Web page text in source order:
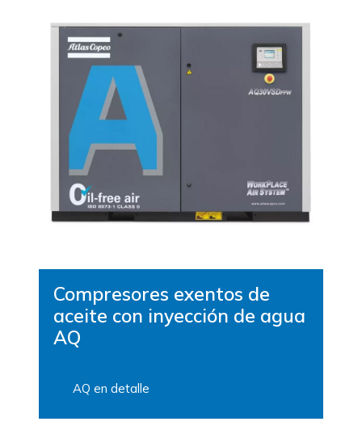
Compresores exentos de
aceite con inyección de agua
AQ
AQ en detalle